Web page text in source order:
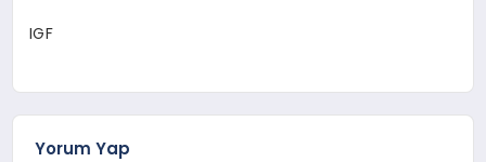
IGF
Yorum Yap